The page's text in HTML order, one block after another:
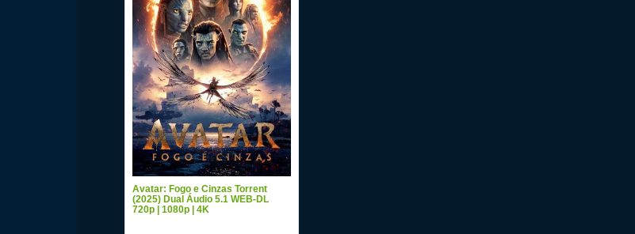
Avatar: Fogo e Cinzas Torrent
(2025) Dual Áudio 5.1 WEB-DL
720p | 1080p | 4K